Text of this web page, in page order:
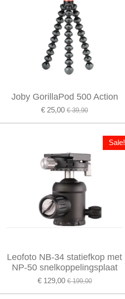
Joby GorillaPod 500 Action
€ 25,00 € 39,90
Sale!
Leofoto NB-34 statiefkop met
NP-50 snelkoppelingsplaat
€ 129,00 € 199,00